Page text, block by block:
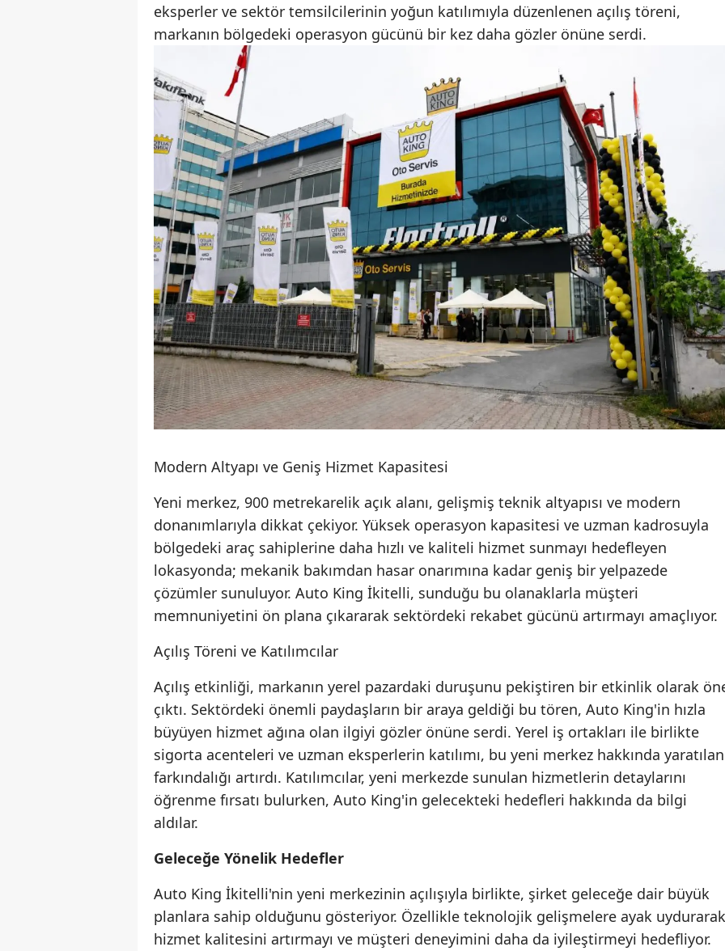
Gaziantep
Giresun
Gümüşhane
Hakkari
Hatay
Isparta
Mersin
İstanbul
İzmir
Kars
Kastamonu
Kırklareli
Konya
Kütahya
Malatya
Manisa
Muğla
Muş
Nevşehir
Niğde
Sakarya
Samsun
eksperler ve sektör temsilcilerinin yoğun katılımıyla düzenlenen açılış töreni,
markanın bölgedeki operasyon gücünü bir kez daha gözler önüne serdi.
Modern Altyapı ve Geniş Hizmet Kapasitesi
Yeni merkez, 900 metrekarelik açık alanı, gelişmiş teknik altyapısı ve modern
donanımlarıyla dikkat çekiyor. Yüksek operasyon kapasitesi ve uzman kadrosuyla
bölgedeki araç sahiplerine daha hızlı ve kaliteli hizmet sunmayı hedefleyen
lokasyonda; mekanik bakımdan hasar onarımına kadar geniş bir yelpazede
çözümler sunuluyor. Auto King İkitelli, sunduğu bu olanaklarla müşteri
memnuniyetini ön plana çıkararak sektördeki rekabet gücünü artırmayı amaçlıyor.
Açılış Töreni ve Katılımcılar
Açılış etkinliği, markanın yerel pazardaki duruşunu pekiştiren bir etkinlik olarak
çıktı. Sektördeki önemli paydaşların bir araya geldiği bu tören, Auto King'in hızla
büyüyen hizmet ağına olan ilgiyi gözler önüne serdi. Yerel iş ortakları ile birlikte
sigorta acenteleri ve uzman eksperlerin katılımı, bu yeni merkez hakkında yaratılan
farkındalığı artırdı. Katılımcılar, yeni merkezde sunulan hizmetlerin detaylarını
öğrenme fırsatı bulurken, Auto King'in gelecekteki hedefleri hakkında da bilgi
aldılar.
Geleceğe Yönelik Hedefler
Auto King İkitelli'nin yeni merkezinin açılışıyla birlikte, şirket geleceğe dair büyük
planlara sahip olduğunu gösteriyor. Özellikle teknolojik gelişmelere ayak
hizmet kalitesini artırmayı ve müşteri deneyimini daha da iyileştirmeyi hedefliyor.